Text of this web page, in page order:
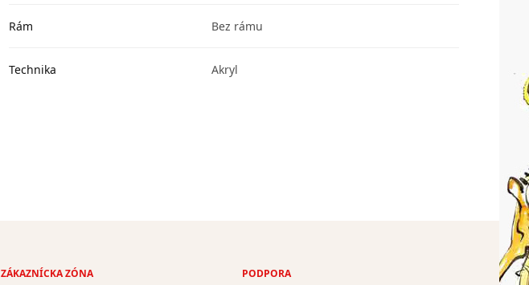
Rám Bez rámu
Technika Akryl
ZÁKAZNÍCKA ZÓNA PODPORA